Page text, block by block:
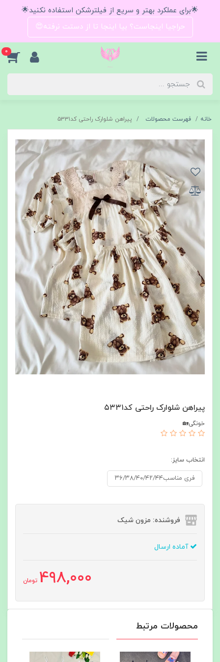
🌟برای عملکرد بهتر و سریع از فیلترشکن استفاده نکنید🌟
حراجیا اینجاست؟ بیا اینجا تا از دستت نرفته😍
0
خانه فهرست محصولات پیراهن شلوارک راحتی کد۵۳۳۱
پیراهن شلوارک راحتی کد۵۳۳۱
خونگی🏡
انتخاب سایز:
فری مناسب۳۶/۳۸/۴۰/۴۲/۴۴
فروشنده: مزون شیک
آماده ارسال
498,000 تومان
محصولات مرتبط